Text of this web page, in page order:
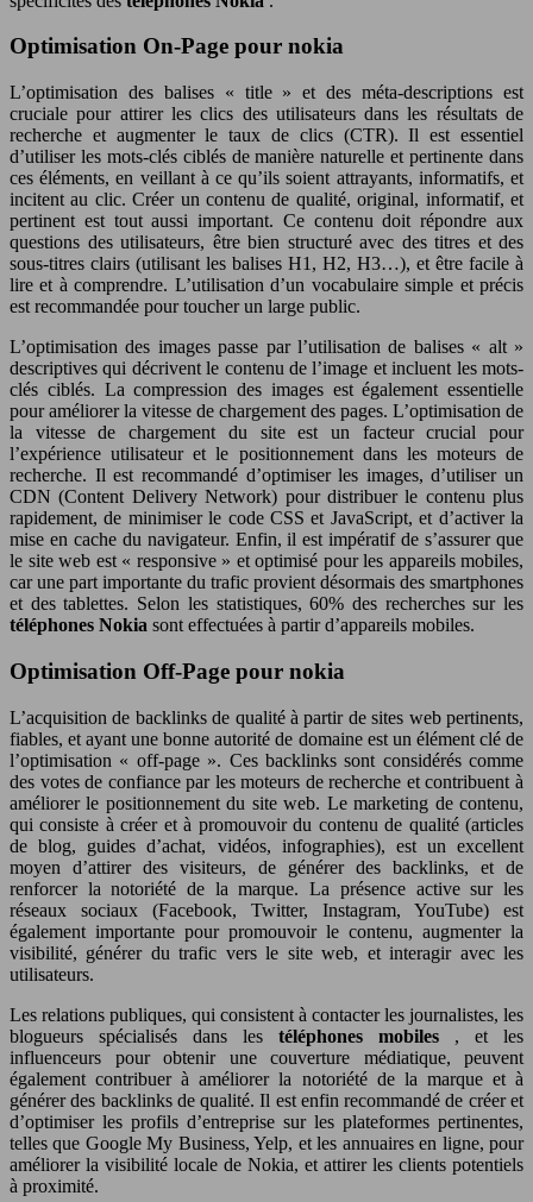
Optimisation On-Page pour nokia
L’optimisation des balises « title » et des méta-descriptions est
cruciale pour attirer les clics des utilisateurs dans les résultats de
recherche et augmenter le taux de clics (CTR). Il est essentiel
d’utiliser les mots-clés ciblés de manière naturelle et pertinente dans
ces éléments, en veillant à ce qu’ils soient attrayants, informatifs, et
incitent au clic. Créer un contenu de qualité, original, informatif, et
pertinent est tout aussi important. Ce contenu doit répondre aux
questions des utilisateurs, être bien structuré avec des titres et des
sous-titres clairs (utilisant les balises H1, H2, H3…), et être facile à
lire et à comprendre. L’utilisation d’un vocabulaire simple et précis
est recommandée pour toucher un large public.
L’optimisation des images passe par l’utilisation de balises « alt »
descriptives qui décrivent le contenu de l’image et incluent les mots-
clés ciblés. La compression des images est également essentielle
pour améliorer la vitesse de chargement des pages. L’optimisation de
la vitesse de chargement du site est un facteur crucial pour
l’expérience utilisateur et le positionnement dans les moteurs de
recherche. Il est recommandé d’optimiser les images, d’utiliser un
CDN (Content Delivery Network) pour distribuer le contenu plus
rapidement, de minimiser le code CSS et JavaScript, et d’activer la
mise en cache du navigateur. Enfin, il est impératif de s’assurer que
le site web est « responsive » et optimisé pour les appareils mobiles,
car une part importante du trafic provient désormais des smartphones
et des tablettes. Selon les statistiques, 60% des recherches sur les
téléphones Nokia sont effectuées à partir d’appareils mobiles.
Optimisation Off-Page pour nokia
L’acquisition de backlinks de qualité à partir de sites web pertinents,
fiables, et ayant une bonne autorité de domaine est un élément clé de
l’optimisation « off-page ». Ces backlinks sont considérés comme
des votes de confiance par les moteurs de recherche et contribuent à
améliorer le positionnement du site web. Le marketing de contenu,
qui consiste à créer et à promouvoir du contenu de qualité (articles
de blog, guides d’achat, vidéos, infographies), est un excellent
moyen d’attirer des visiteurs, de générer des backlinks, et de
renforcer la notoriété de la marque. La présence active sur les
réseaux sociaux (Facebook, Twitter, Instagram, YouTube) est
également importante pour promouvoir le contenu, augmenter la
visibilité, générer du trafic vers le site web, et interagir avec les
utilisateurs.
Les relations publiques, qui consistent à contacter les journalistes, les
blogueurs spécialisés dans les téléphones mobiles , et les
influenceurs pour obtenir une couverture médiatique, peuvent
également contribuer à améliorer la notoriété de la marque et à
générer des backlinks de qualité. Il est enfin recommandé de créer et
d’optimiser les profils d’entreprise sur les plateformes pertinentes,
telles que Google My Business, Yelp, et les annuaires en ligne, pour
améliorer la visibilité locale de Nokia, et attirer les clients potentiels
à proximité.